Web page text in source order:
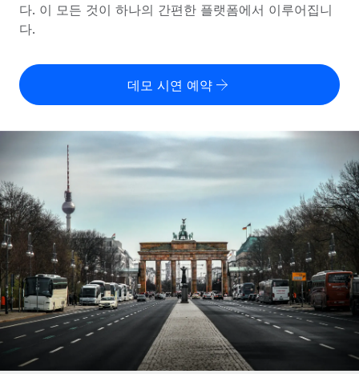
전 세계에서 규정을 준수하며 계약자 고용
계약자 관리
전 세계 계약자의 온보딩 및 관리
PEO
복잡한 고용 업무를 아웃소싱
인프라
Remote 통합
HR을 워크플로에 매끄럽게 통합
플랫폼
팀을 위한 통합된 핵심 HR 기능
국가별 정보
미국 주별 정보
미국 모든 주 전역에서 채용 업무를 간소화
다른 업체들과 비교해보기
성장 단계
스타트업
성장하는 기업을 위한 민첩한 글로벌 HR 및 급여 솔루션
중견기업
맞춤형 HR 솔루션으로 팀 확장
엔터프라이즈
대기업을 위한 글로벌 HR
국가별 직원 오분류 리스크 확인
계약자 지급 계산기
글로벌 계약직을 위한 통화 옵션과 지급 소요 시간 확인
REMOTE와 함께 배우기
리서치 및 가이드
사례 연구
HR 용어집
체크리스트 및 템플릿
요금
English
Nederlands
Français
Deutsch
Español
Italiano
Português (Portugal)
로그인
다. 이 모든 것이 하나의 간편한 플랫폼에서 이루어집니
다.
데모 시연 예약